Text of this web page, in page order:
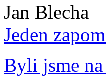
Jan Blecha
Jeden
Byli jsme